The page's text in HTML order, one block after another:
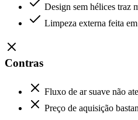
Design sem hélices traz
Limpeza externa feita
Contras
Fluxo de ar suave não
Preço de aquisição